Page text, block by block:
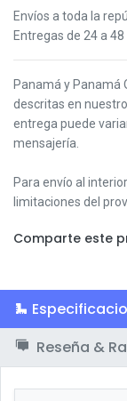
Envíos a toda la
Entregas de 24 a 48
Panamá y Panamá
descritas en
entrega puede
mensajería.
Para envío al
limitaciones del
Comparte este
Reseña &